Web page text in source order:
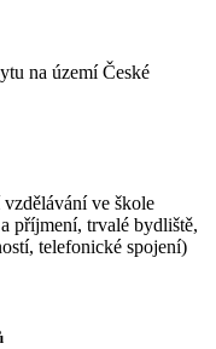
na území České
ve škole
příjmení, trvalé bydliště,
telefonické spojení)